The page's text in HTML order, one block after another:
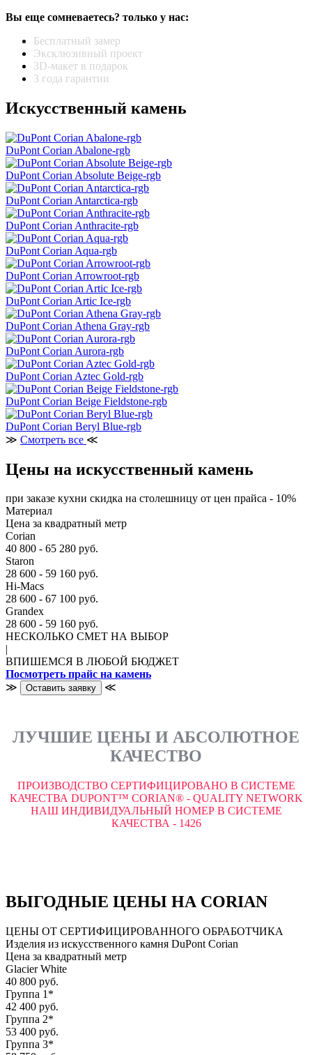
Вы еще сомневаетесь? только у нас:
Бесплатный замер
Эксклюзивный проект
3D-макет в подарок
3 года гарантии
Искусственный камень
DuPont Corian Abalone-rgb
DuPont Corian Absolute Beige-rgb
DuPont Corian Antarctica-rgb
DuPont Corian Anthracite-rgb
DuPont Corian Aqua-rgb
DuPont Corian Arrowroot-rgb
DuPont Corian Artic Ice-rgb
DuPont Corian Athena Gray-rgb
DuPont Corian Aurora-rgb
DuPont Corian Aztec Gold-rgb
DuPont Corian Beige Fieldstone-rgb
DuPont Corian Beryl Blue-rgb
≫ Смотреть все ≪
Цены на искусственный камень
при заказе кухни скидка на столешницу от цен прайса - 10%
Материал
Цена за квадратный метр
Corian
40 800 - 65 280 руб.
Staron
28 600 - 59 160 руб.
Hi-Macs
28 600 - 67 100 руб.
Grandex
28 600 - 59 160 руб.
НЕСКОЛЬКО СМЕТ НА ВЫБОР
|
ВПИШЕМСЯ В ЛЮБОЙ БЮДЖЕТ
Посмотреть прайс на камень
≫
Оставить заявку ≪
ЛУЧШИЕ ЦЕНЫ И АБСОЛЮТНОЕ
КАЧЕСТВО
ПРОИЗВОДСТВО СЕРТИФИЦИРОВАНО В СИСТЕМЕ
КАЧЕСТВА DUPONT™ CORIAN® - QUALITY NETWORK
НАШ ИНДИВИДУАЛЬНЫЙ НОМЕР В СИСТЕМЕ
КАЧЕСТВА - 1426
ВЫГОДНЫЕ ЦЕНЫ НА CORIAN
ЦЕНЫ ОТ СЕРТИФИЦИРОВАННОГО ОБРАБОТЧИКА
Изделия из искусственного камня DuPont Corian
Цена за квадратный метр
Glacier White
40 800 руб.
Группа 1*
42 400 руб.
Группа 2*
53 400 руб.
Группа 3*